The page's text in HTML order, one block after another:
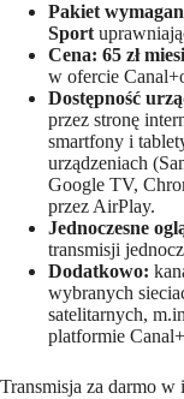
Pakiet
Sport
Cena: 65 zł
w ofercie
Dostępność
przez stronę
smartfony i
urządzeniach
Google TV,
przez AirPlay.
Jednoczesne
transmisji
Dodatkowo:
wybranych
satelitarnych,
platformie
Transmisja za darmo w